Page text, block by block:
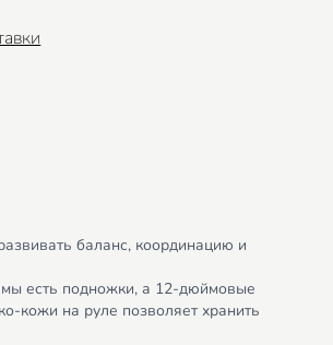
баланс, координацию и
есть подножки, а 12-дюймовые
кожи на руле позволяет хранить